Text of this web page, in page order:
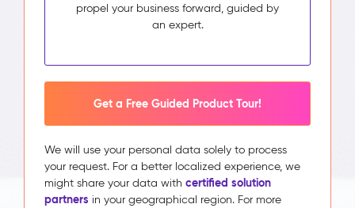
propel your business forward, guided by
an expert.
Get a Free Guided Product Tour!
We will use your personal data solely to process
your request. For a better localized experience, we
might share your data with certified solution
partners in your geographical region. For more